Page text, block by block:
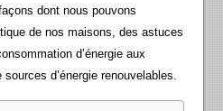
dont nous pouvons
de nos maisons, des astuces
d’énergie aux
d’énergie renouvelables.